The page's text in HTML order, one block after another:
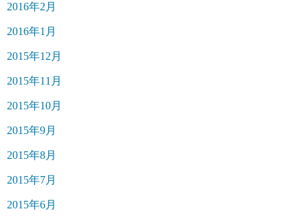
2016年2月
2016年1月
2015年12月
2015年11月
2015年10月
2015年9月
2015年8月
2015年7月
2015年6月